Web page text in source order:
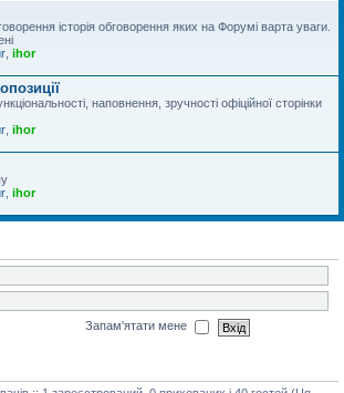
історія обговорення яких на Форумі варта уваги.
ihor
наповнення, зручності офіційної сторінки
ihor
ihor
Запам'ятати мене